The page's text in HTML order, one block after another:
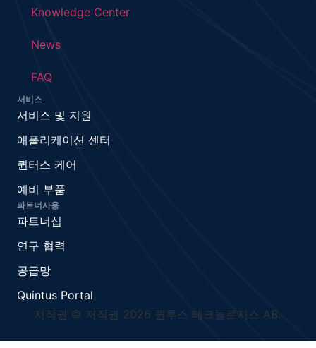
Knowledge Center
News
FAQ
서비스
서비스 및 지원
애플리케이션 센터
퀸터스 케어
예비 부품
파트너사용
파트너십
연구 협력
공급망
Quintus Portal
저작권 © 저작권 2026 퀸투스 테크놀로지스 AB.